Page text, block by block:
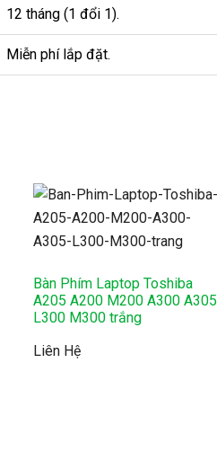
12 tháng (1 đổi 1).
Miễn phí lắp đặt.
Bàn Phím Laptop Toshiba
A205 A200 M200 A300 A305
L300 M300 trắng
Liên Hệ